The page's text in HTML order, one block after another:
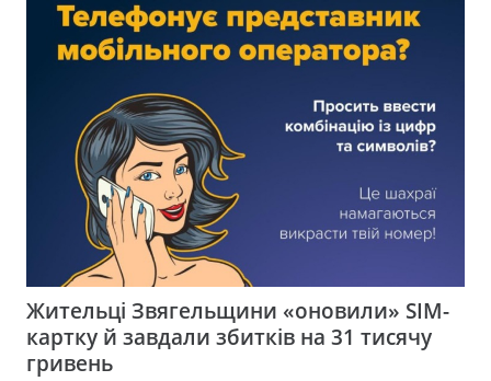
Жительці Звягельщини «оновили» SIM-
картку й завдали збитків на 31 тисячу
гривень